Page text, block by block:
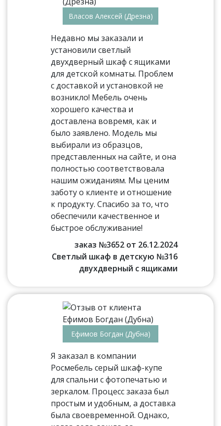
Власов Алексей (Дрезна)
Недавно мы заказали и
установили светлый
двухдверный шкаф с ящиками
для детской комнаты. Проблем
с доставкой и установкой не
возникло! Мебель очень
хорошего качества и
доставлена вовремя, как и
было заявлено. Модель мы
выбирали из образцов,
представленных на сайте, и она
полностью соответствовала
нашим ожиданиям. Мы ценим
заботу о клиенте и отношение
к продукту. Спасибо за то, что
обеспечили качественное и
быстрое обслуживание!
заказ №3652 от 26.12.2024
Светлый шкаф в детскую №316
двухдверный с ящиками
Ефимов Богдан (Дубна)
Я заказал в компании
Росмебель серый шкаф-купе
для спальни с фотопечатью и
зеркалом. Процесс заказа был
простым и удобным, а доставка
была своевременной. Однако,